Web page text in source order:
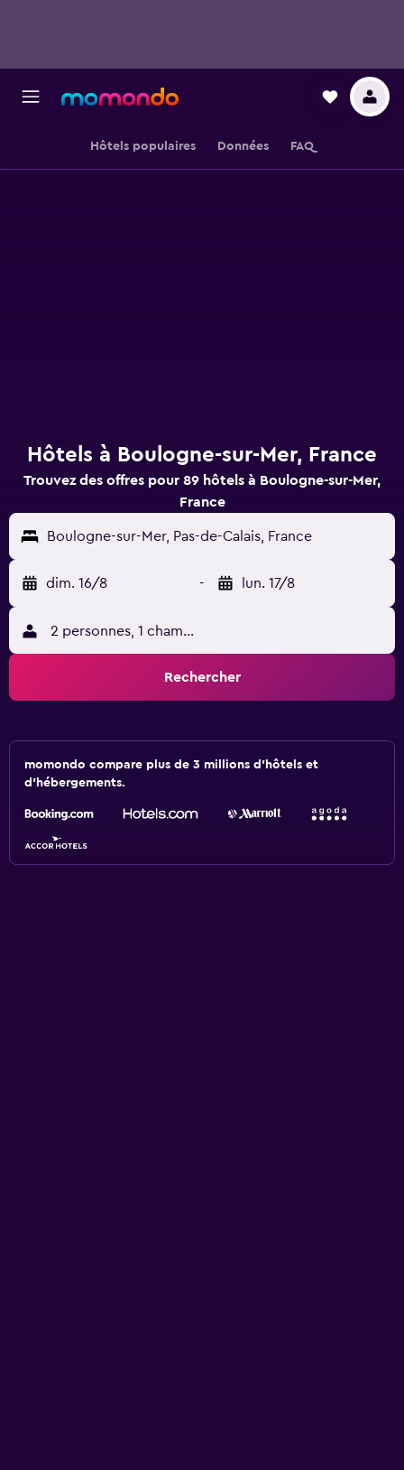
Hôtels populaires Données FAQ
Hôtels à Boulogne-sur-Mer, France
Trouvez des offres pour 89 hôtels à Boulogne-sur-Mer,
France
Boulogne-sur-Mer, Pas-de-Calais, France
dim. 16/8 - lun. 17/8
2 personnes, 1 chambre
Rechercher
momondo compare plus de 3 millions d'hôtels et
d'hébergements.